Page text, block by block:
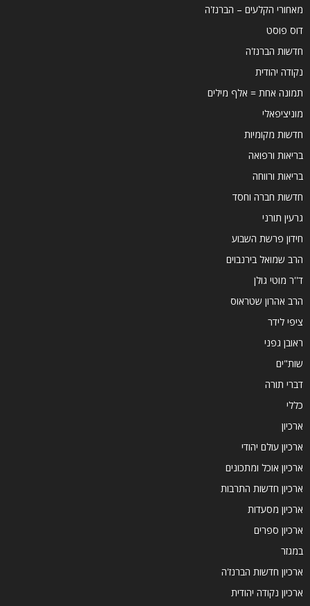
מאחורי הקלעים – הברנז'ה
דוס פוסט
חדשות הברנז'ה
נקודה יהודית
תמונה אחת = אלף מילים
מוניציפאלי
חדשות מקומיות
בריאות ורפואה
בריאות ורווחה
חדשות חברה וחסד
גרעין תורני
חידון פרשת השבוע
הרב שמואל בירנבוים
ד''ר מוטי גולן
הרב אהרון שטראוס
ציפי לידר
ראובן גפני
שות"ים
דברי תורה
כללי
ארכיון
ארכיון עולם יהודי
ארכיון אוכל ומתכונים
ארכיון חדשות התרבות
ארכיון מסעדות
ארכיון ספרים
במגזר
ארכיון חדשות הברנז'ה
ארכיון נקודה יהודית